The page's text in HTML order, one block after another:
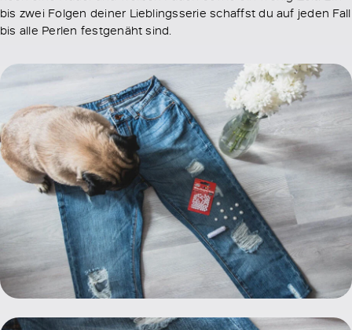
bis zwei Folgen deiner Lieblingsserie schaffst du auf jeden Fall
bis alle Perlen festgenäht sind.